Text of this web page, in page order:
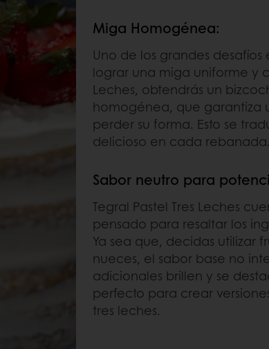
Miga Homogénea:
Uno de los grandes
lograr una miga uniforme y
Leches, obtendrás un
homogénea, que garantiza
perder su forma. Esto se
delicioso en cada rebanada.
Sabor neutro para
Tegral Pastel Tres Leches
pensado para resaltar los
Ya sea que, decidas utilizar
nueces, el sabor base no
adicionales brillen y se
perfecto para crear
tres leches.